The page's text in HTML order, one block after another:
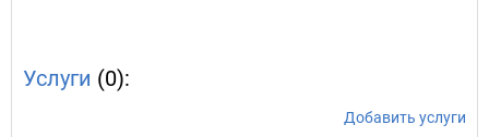
Услуги (0):
Добавить услуги